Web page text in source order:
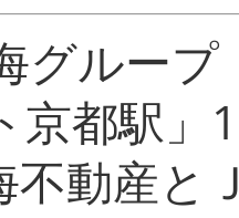
グルー
京都駅」
動産と